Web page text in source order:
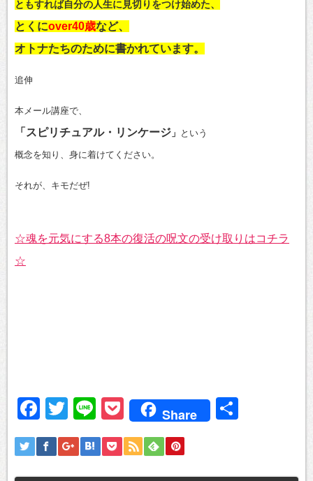
ともすれば自分の人生に 見切りをつけ始めた、
とくにover40歳など、
オトナたちのために書かれています。
追伸
本メール講座で、
「スピリチュアル・リンケージ 」 という
概念を知り、身に着けてください。
それが、キモだぜ!
☆魂を元気にする8本の復活の呪文の受け取りはコチラ
☆
Facebook
Twitter
LinePocket
Share